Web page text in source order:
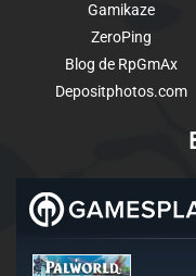
Gamikaze
ZeroPing
Blog de RpGmAx
Depositphotos.com